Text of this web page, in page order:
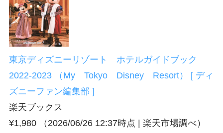
東京ディズニーリゾート ホテルガイドブック
2022-2023 （My Tokyo Disney Resort） [ ディ
ズニーファン編集部 ]
楽天ブックス
¥1,980
（2026/06/26 12:37時点 | 楽天市場調べ）